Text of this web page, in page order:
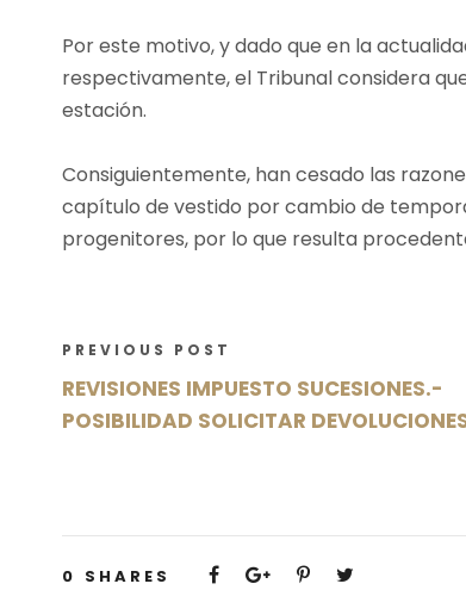
Por este motivo, y dado que en la
respectivamente, el Tribunal considera
estación.
Consiguientemente, han cesado las
capítulo de vestido por cambio de
progenitores, por lo que resulta
PREVIOUS POST
REVISIONES IMPUESTO SUCESIONES.-
POSIBILIDAD SOLICITAR
0 SHARES